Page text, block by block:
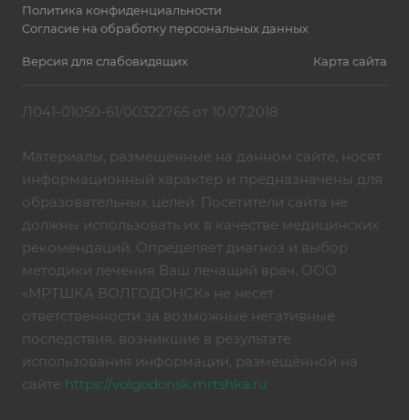
Политика конфиденциальности
Согласие на обработку персональных данных
Версия для слабовидящих Карта сайта
Л041-01050-61/00322765 от 10.07.2018
Материалы, размещенные на данном сайте, носят
информационный характер и предназначены для
образовательных целей. Посетители сайта не
должны использовать их в качестве медицинских
рекомендаций. Определяет диагноз и выбор
методики лечения Ваш лечащий врач. ООО
«МРТШКА ВОЛГОДОНСК» не несет
ответственности за возможные негативные
последствия, возникшие в результате
использования информации, размещённой на
сайте https://volgodonsk.mrtshka.ru